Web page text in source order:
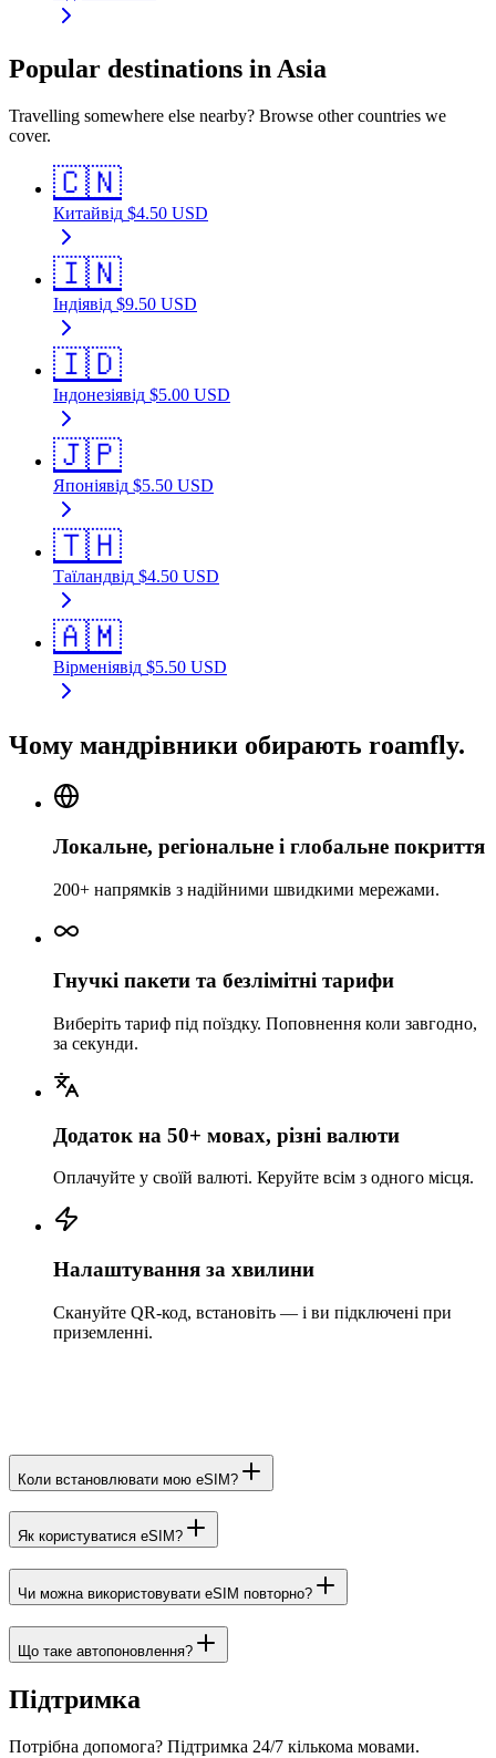
Popular destinations in Asia
Travelling somewhere else nearby? Browse other countries we
cover.
🇨🇳
Китайвід $4.50 USD
🇮🇳
Індіявід $9.50 USD
🇮🇩
Індонезіявід $5.00 USD
🇯🇵
Японіявід $5.50 USD
🇹🇭
Таїландвід $4.50 USD
🇦🇲
Вірменіявід $5.50 USD
Чому мандрівники обирають roamfly.
Локальне, регіональне і глобальне покриття
200+ напрямків з надійними швидкими мережами.
Гнучкі пакети та безлімітні тарифи
Виберіть тариф під поїздку. Поповнення коли завгодно,
за секунди.
Додаток на 50+ мовах, різні валюти
Оплачуйте у своїй валюті. Керуйте всім з одного місця.
Налаштування за хвилини
Скануйте QR-код, встановіть — і ви підключені при
приземленні.
Коли встановлювати мою eSIM?
Як користуватися eSIM?
Чи можна використовувати eSIM повторно?
Що таке автопоновлення?
Підтримка
Потрібна допомога? Підтримка 24/7 кількома мовами.